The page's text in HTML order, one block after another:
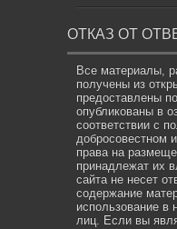
ОТКАЗ ОТ
Все материалы,
получены из
предоставлены
опубликованы в
соответствии с
добросовестном
права на
принадлежат их
сайта не несет
содержание
использование в
лиц. Если вы